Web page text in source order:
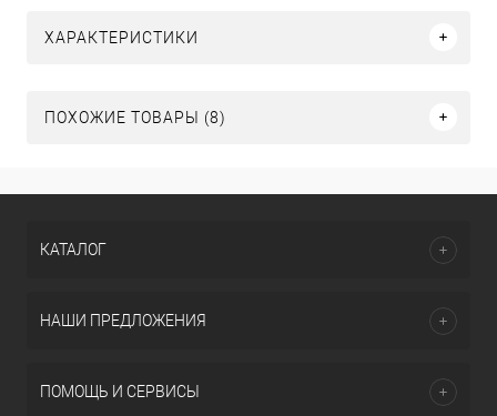
ХАРАКТЕРИСТИКИ
ПОХОЖИЕ ТОВАРЫ (8)
КАТАЛОГ
НАШИ ПРЕДЛОЖЕНИЯ
ПОМОЩЬ И СЕРВИСЫ